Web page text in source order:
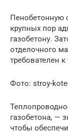
Пенобетонную
крупных пор
газобетону.
отделочного
требователен
Фото: stroy-
газобетона, —
чтобы